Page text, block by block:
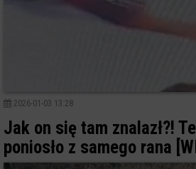
2026-01-03 13:28
Jak on się tam znalazł?!
poniosło z samego rana